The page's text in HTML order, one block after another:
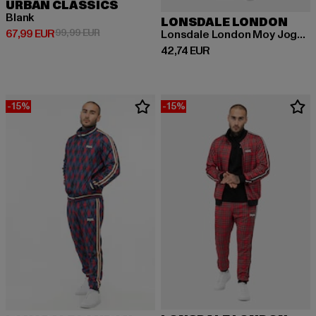
URBAN CLASSICS
Blank
67,99 EUR
Derzeitiger Preis: 67,99 EUR
99,99 EURAktionspreis: 99,99 EUR
LONSDALE LONDON
Lonsdale London Moy Jogginganzüge
42,74 EUR
Derzeitiger Preis: 42,74 EUR
-15% -15%